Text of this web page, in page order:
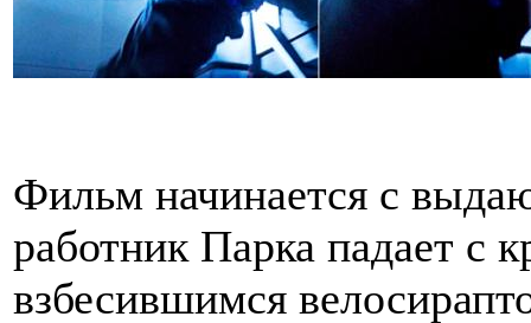
Фильм начинается с
работник Парка падает с
взбесившимся